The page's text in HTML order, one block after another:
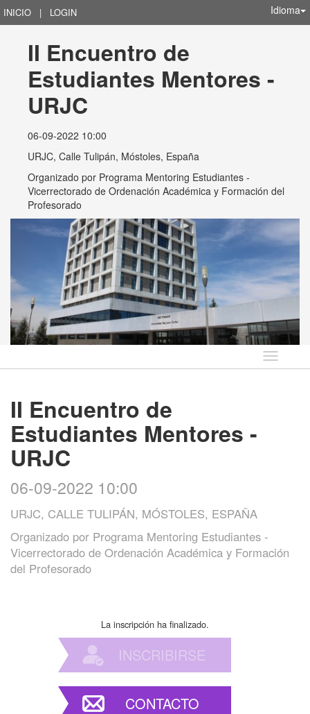
INICIO | LOGIN Idioma
II Encuentro de
Estudiantes Mentores -
URJC
06-09-2022 10:00
URJC, Calle Tulipán, Móstoles, España
Organizado por Programa Mentoring Estudiantes -
Vicerrectorado de Ordenación Académica y Formación del
Profesorado
Idioma
II Encuentro de
Estudiantes Mentores -
URJC
06-09-2022 10:00
URJC, CALLE TULIPÁN, MÓSTOLES, ESPAÑA
Organizado por Programa Mentoring Estudiantes -
Vicerrectorado de Ordenación Académica y Formación
del Profesorado
La inscripción ha finalizado.
INSCRIBIRSE
CONTACTO